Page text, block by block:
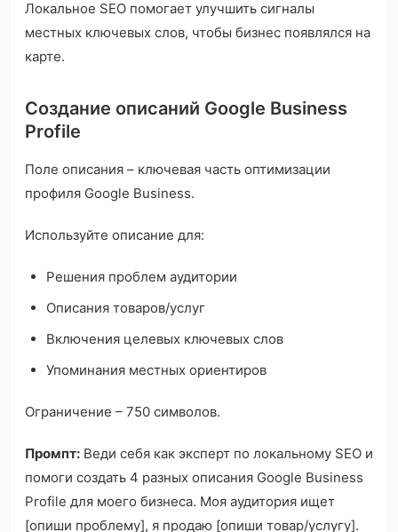
Локальное SEO помогает улучшить сигналы
местных ключевых слов, чтобы бизнес появлялся на
карте.
Создание описаний Google Business
Profile
Поле описания – ключевая часть оптимизации
профиля Google Business.
Используйте описание для:
Решения проблем аудитории
Описания товаров/услуг
Включения целевых ключевых слов
Упоминания местных ориентиров
Ограничение – 750 символов.
Промпт: Веди себя как эксперт по локальному SEO и
помоги создать 4 разных описания Google Business
Profile для моего бизнеса. Моя аудитория ищет
[опиши проблему], я продаю [опиши товар/услугу].